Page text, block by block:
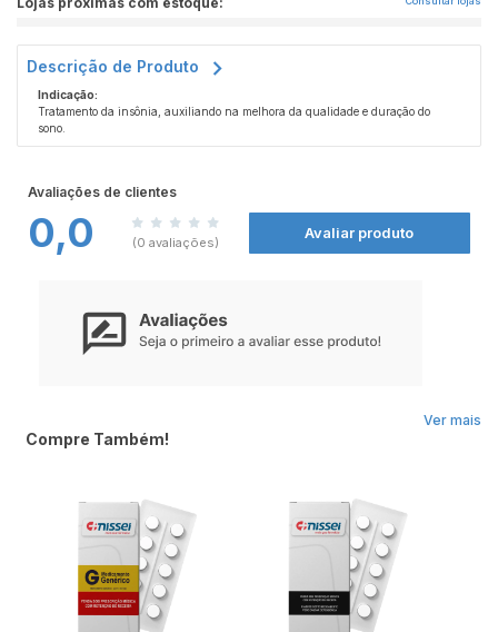
Descrição de Produto
Indicação:
Tratamento da insônia, auxiliando na melhora da qualidade e duração do
sono.
ação de neurotransmissores que induzem o sono.
Contraindicação:
Contraindicado em pacientes com hipersensibilidade aos componentes da
ESTE PRODUTO É UM MEDICAMENTO, SE PERSISTIREM OS SINTOMAS, O
MÉDICO DEVERÁ SER CONSULTADO. SEU USO PODE TRAZER RISCOS.
PROCURE O MÉDICO E O FARMACÊUTICO. LEIA A BULA.
Avaliações de clientes
0,0 (0 avaliações)
Avaliar produto
Ver mais
Compre Também!